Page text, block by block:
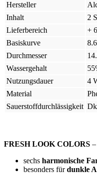
Hersteller
Inhalt
2
Lieferbereich
+
Basiskurve
8.6
Durchmesser
Wassergehalt
Nutzungsdauer
4
Material
Sauerstoffdurchlässigkeit
FRESH LOOK COLORS
sechs harmonische
besonders fürdunkle